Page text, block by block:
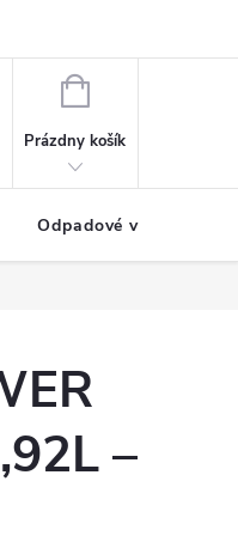
NÁKUPNÝ
Prázdny košík
Odpadové vrecia
–